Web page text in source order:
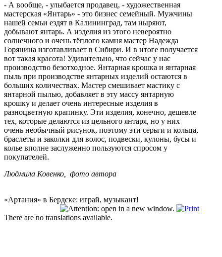
- А вообще, - улыбается продавец, - художественная
мастерская «Янтарь» - это бизнес семейный. Мужчины
нашей семьи ездят в Калининград, там ныряют,
добывают янтарь. А изделия из этого невероятно
солнечного и очень тёплого камня мастер Надежда
Горянина изготавливает в Сибири. И в итоге получается
вот такая красота! Удивительно, что сейчас у нас
производство безотходное. Янтарная крошка и янтарная
пыль при производстве янтарных изделий остаются в
больших количествах. Мастер смешивает мастику с
янтарной пылью, добавляет в эту массу янтарную
крошку и делает очень интересные изделия в
разноцветную крапинку. Эти изделия, конечно, дешевле
тех, которые делаются из цельного янтаря, но у них
очень необычный рисунок, поэтому эти серьги и кольца,
браслеты и заколки для волос, подвески, кулоны, бусы и
колье вполне заслуженно пользуются спросом у
покупателей.
Людмила Ковенко, фото автора
«Артания» в Бердске: играй, музыкант!
There are no translations available.